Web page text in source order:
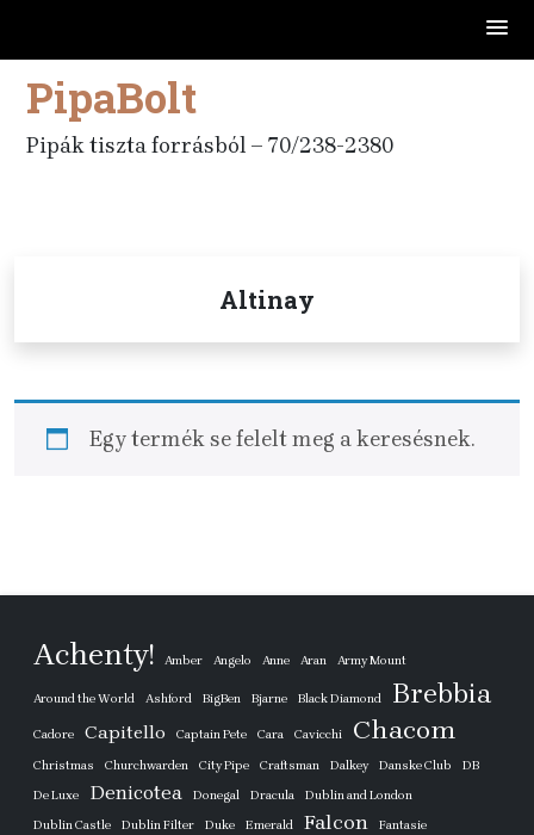
Skip
content
PipaBolt
Pipák tiszta forrásból – 70/238-2380
Altinay
Egy termék se felelt meg a keresésnek.
Achenty! Amber Angelo Anne Aran Army Mount
Around the World Ashford BigBen Bjarne Black Diamond Brebbia
Cadore Capitello Captain Pete Cara Cavicchi Chacom
Christmas Churchwarden City Pipe Craftsman Dalkey Danske Club
DB
De Luxe
Denicotea Donegal Dracula
Dublin and London
Dublin Castle
Dublin Filter Duke Emerald Falcon
Fantasie